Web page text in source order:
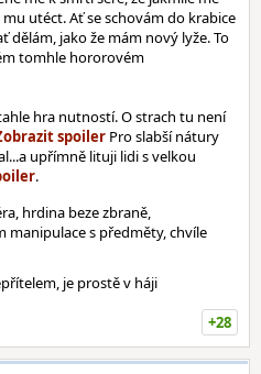
utéct. Ať se schovám do krabice
dělám, jako že mám nový lyže. To
tomhle hororovém
hra nutností. O strach tu není
Pro slabší nátury
upřímně lituji lidi s velkou
.
hrdina beze zbraně,
manipulace s předměty, chvíle
je prostě v háji
+28